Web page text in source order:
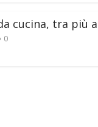
cucina, tra più
0